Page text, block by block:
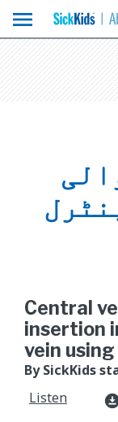
menu
Central
insertion
vein
By SickKids
Listen